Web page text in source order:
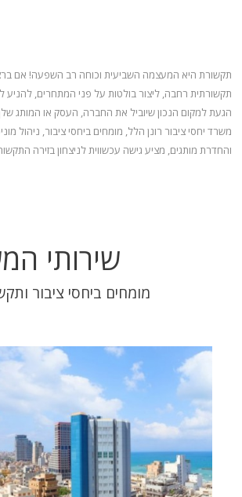
תקשורת היא המעצמה השביעית וכוחה רב השפעה! אם
תקשורתית רחבה, ליצור בולטות על פני המתחרים, להניע
הגעת למקום הנכון שיוביל את החברה, העסק או המותג
משרד יחסי ציבור רונן הלל, מומחים ביחסי ציבור, ניהול
והחדרת מותגים, מציע גישה עכשווית לניצחון בזירה
שירותי
מומחים ביחסי ציבור